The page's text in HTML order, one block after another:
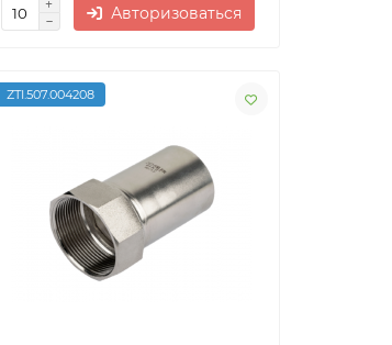
Авторизоваться
ZTI.507.004208